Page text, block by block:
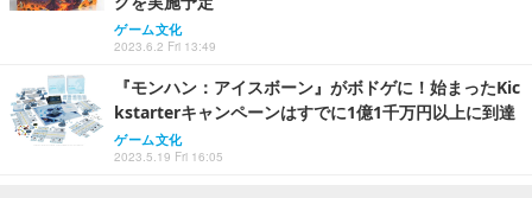
ゲーム文化
2023.6.2 Fri 13:49
『モンハン：アイスボーン』がボドゲに！始まったKic
kstarterキャンペーンはすでに1億1千万円以上に到達
ゲーム文化
2023.5.19 Fri 16:05